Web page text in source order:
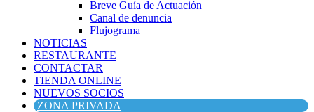
Breve Guía de Actuación
Canal de denuncia
Flujograma
NOTICIAS
RESTAURANTE
CONTACTAR
TIENDA ONLINE
NUEVOS SOCIOS
ZONA PRIVADA